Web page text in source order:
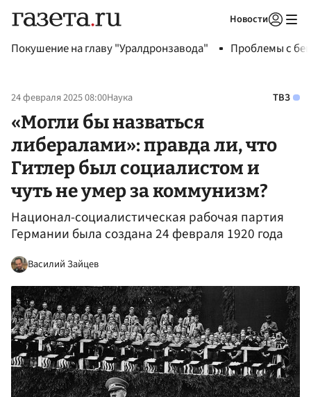
Новости
Покушение на главу "Уралдронзавода" Проблемы с
24 февраля 2025 08:00Наука ТВЗ
«Могли бы назваться
либералами»: правда ли, что
Гитлер был социалистом и
чуть не умер за коммунизм?
Национал-социалистическая рабочая партия
Германии была создана 24 февраля 1920 года
Василий Зайцев